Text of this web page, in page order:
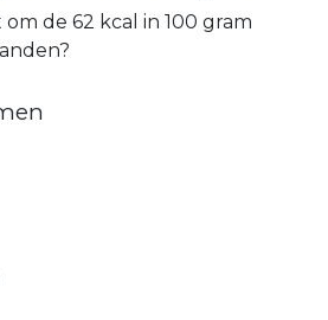
de 62 kcal in 100 gram